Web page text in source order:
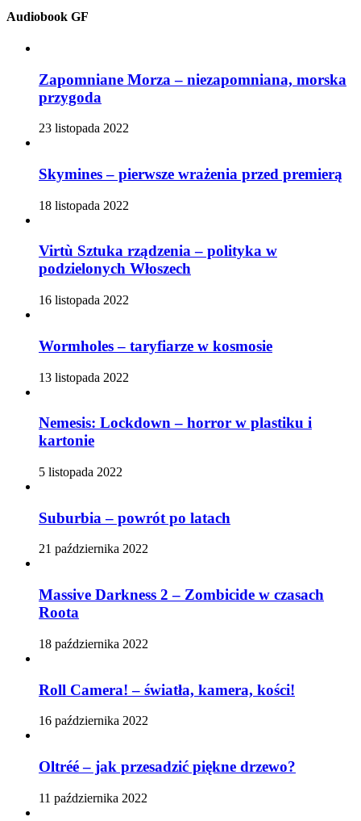
Audiobook GF
Zapomniane Morza – niezapomniana, morska
przygoda
23 listopada 2022
Skymines – pierwsze wrażenia przed premierą
18 listopada 2022
Virtù Sztuka rządzenia – polityka w
podzielonych Włoszech
16 listopada 2022
Wormholes – taryfiarze w kosmosie
13 listopada 2022
Nemesis: Lockdown – horror w plastiku i
kartonie
5 listopada 2022
Suburbia – powrót po latach
21 października 2022
Massive Darkness 2 – Zombicide w czasach
Roota
18 października 2022
Roll Camera! – światła, kamera, kości!
16 października 2022
Oltréé – jak przesadzić piękne drzewo?
11 października 2022